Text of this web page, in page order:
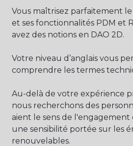
Vous maîtrisez parfaitement
et ses fonctionnalités PDM et
avez des notions en DAO 2D.
Votre niveau d’anglais vous
comprendre les termes
Au-delà de votre expérience
nous recherchons des
aient le sens de l'engagement
une sensibilité portée sur les
renouvelables.